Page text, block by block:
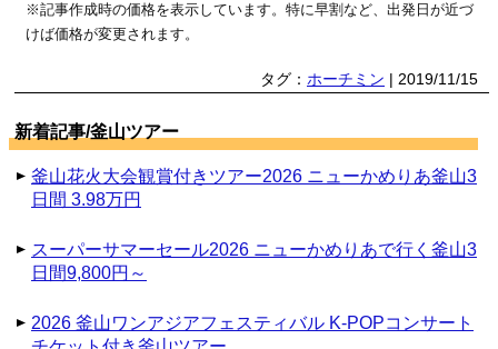
※記事作成時の価格を表示しています。特に早割など、出発日が近づ
けば価格が変更されます。
タグ： ホーチミン | 2019/11/15
新着記事/釜山ツアー
釜山花火大会観賞付きツアー2026 ニューかめりあ釜山3
日間 3.98万円
スーパーサマーセール2026 ニューかめりあで行く釜山3
日間9,800円～
2026 釜山ワンアジアフェスティバル K-POPコンサート